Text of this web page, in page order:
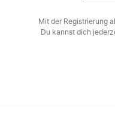
Mit der Registrierung
Du kannst dich